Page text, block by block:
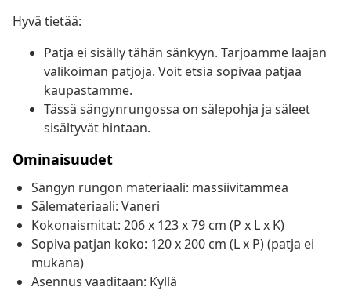
Hyvä tietää:
Patja ei sisälly tähän sänkyyn. Tarjoamme laajan
valikoiman patjoja. Voit etsiä sopivaa patjaa
kaupastamme.
Tässä sängynrungossa on sälepohja ja säleet
sisältyvät hintaan.
Ominaisuudet
Sängyn rungon materiaali: massiivitammea
Sälemateriaali: Vaneri
Kokonaismitat: 206 x 123 x 79 cm (P x L x K)
Sopiva patjan koko: 120 x 200 cm (L x P) (patja ei
mukana)
Asennus vaaditaan: Kyllä